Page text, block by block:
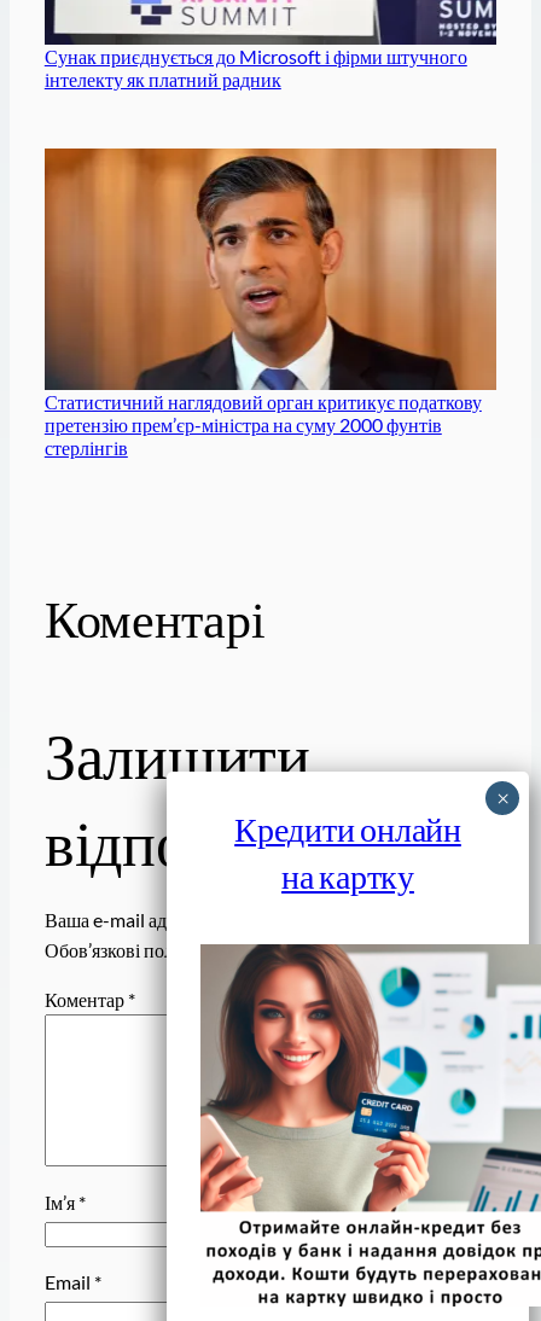
Сунак приєднується до Microsoft і фірми штучного
інтелекту як платний радник
Статистичний наглядовий орган критикує податкову
претензію прем’єр-міністра на суму 2000 фунтів
стерлінгів
Коментарі
Залишити
відповідь
Ваша e-mail адреса не оприлюднюватиметься.
Обов’язкові поля позначені*
Коментар *
Ім’я *
Email *
Кредити онлайн
на картку